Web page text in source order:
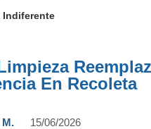
Indiferente
En Recoleta
M. 15/06/2026